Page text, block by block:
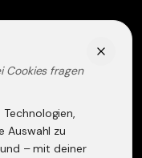
Cookies fragen
Auswahl zu
– mit deiner